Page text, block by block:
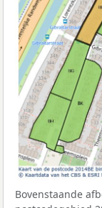
Bovenstaande